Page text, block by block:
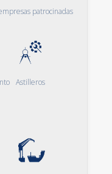
patrocinadas
Astilleros